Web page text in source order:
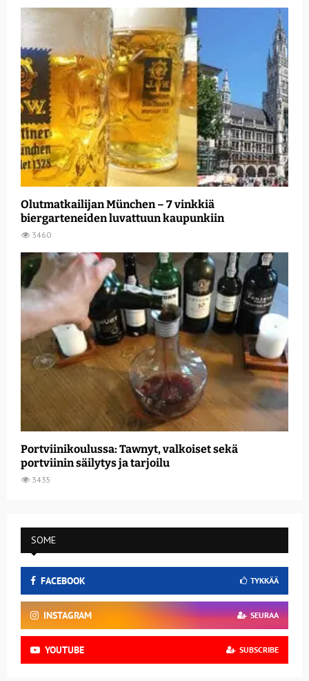
Olutmatkailijan München – 7 vinkkiä
biergarteneiden luvattuun kaupunkiin
3460
Portviinikoulussa: Tawnyt, valkoiset sekä
portviinin säilytys ja tarjoilu
3435
SOME
FACEBOOK TYKKÄÄ
INSTAGRAM SEURAA
YOUTUBE SUBSCRIBE